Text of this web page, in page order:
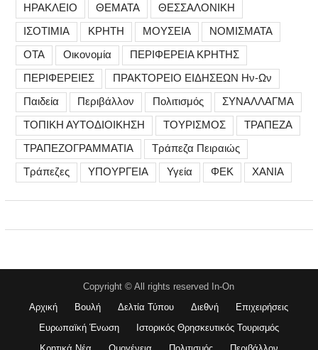
ΗΡΑΚΛΕΙΟ
ΘΕΜΑΤΑ
ΘΕΣΣΑΛΟΝΙΚΗ
ΙΣΟΤΙΜΙΑ
ΚΡΗΤΗ ΜΟΥΣΕΙΑ
ΝΟΜΙΣΜΑΤΑ
ΟΤΑ
Οικονομία
ΠΕΡΙΦΕΡΕΙΑ ΚΡΗΤΗΣ
ΠΕΡΙΦΕΡΕΙΕΣ
ΠΡΑΚΤΟΡΕΙΟ ΕΙΔΗΣΕΩΝ Ην-Ων
Παιδεία
Περιβάλλον Πολιτισμός
ΣΥΝΑΛΛΑΓΜΑ
ΤΟΠΙΚΗ ΑΥΤΟΔΙΟΙΚΗΣΗ
ΤΟΥΡΙΣΜΟΣ
ΤΡΑΠΕΖΑ
ΤΡΑΠΕΖΟΓΡΑΜΜΑΤΙΑ
Τράπεζα Πειραιώς
Τράπεζες
ΥΠΟΥΡΓΕΙΑ Υγεία ΦΕΚ ΧΑΝΙΑ
Copyright © All rights reserved In-On
Αρχική
Βουλή Δελτία Τύπου Διεθνή
Επιχειρήσεις
Ευρωπαϊκή Ένωση
Ιστορικός Θρησκευτικός Τουρισμός